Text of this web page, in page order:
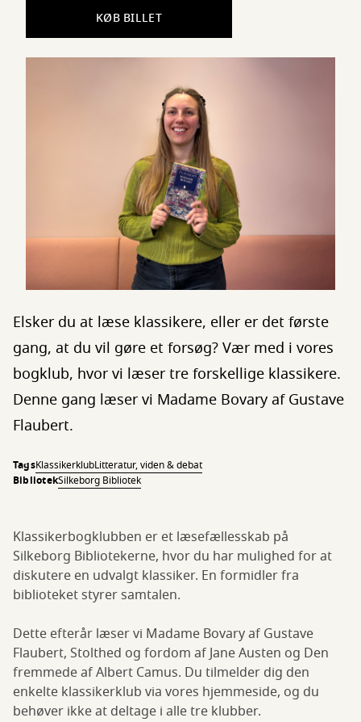
KØB BILLET
Elsker du at læse klassikere, eller er det første
gang, at du vil gøre et forsøg? Vær med i vores
bogklub, hvor vi læser tre forskellige klassikere.
Denne gang læser vi Madame Bovary af Gustave
Flaubert.
TagsKlassikerklubLitteratur, viden & debat
BibliotekSilkeborg Bibliotek
Klassikerbogklubben er et læsefællesskab på
Silkeborg Bibliotekerne, hvor du har mulighed for at
diskutere en udvalgt klassiker. En formidler fra
biblioteket styrer samtalen.
Dette efterår læser vi Madame Bovary af Gustave
Flaubert, Stolthed og fordom af Jane Austen og Den
fremmede af Albert Camus. Du tilmelder dig den
enkelte klassikerklub via vores hjemmeside, og du
behøver ikke at deltage i alle tre klubber.